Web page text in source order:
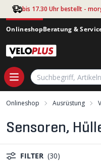
Zum Hauptinhalt springen
bis 17.30 Uhr bestellt -
OnlineshopBeratung &
Onlineshop Ausrüstung
Sensoren,
FILTER (30)